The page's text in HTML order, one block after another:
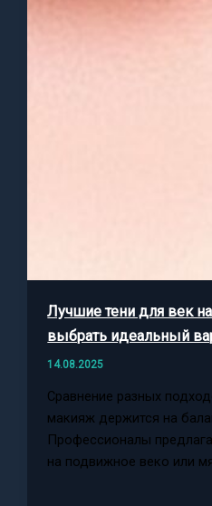
Лучшие тени для век
выбрать идеальный
14.08.2025
Сравнение разных
макияж держится на
Профессионалы
на подвижное веко или